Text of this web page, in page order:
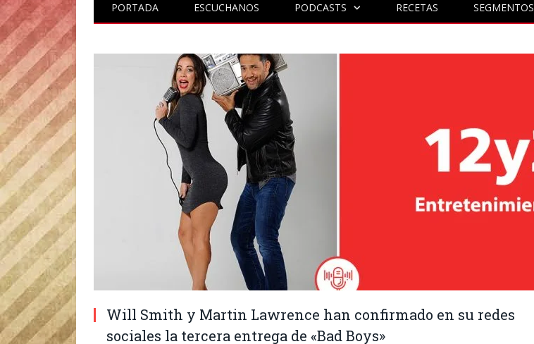
PORTADA ESCUCHANOS PODCASTS RECETAS SEGMENTOS
Will Smith y Martin Lawrence han confirmado en su redes
sociales la tercera entrega de «Bad Boys»